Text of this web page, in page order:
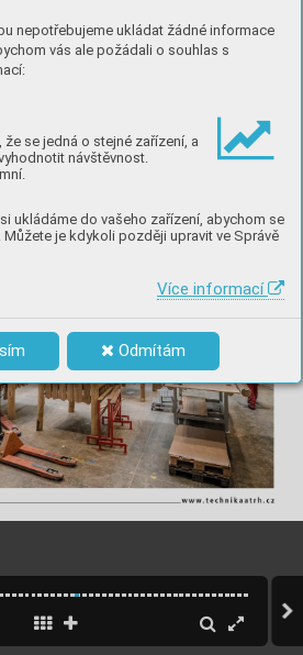
nepotřebujeme ukládat žádné informace
vás ale požádali o souhlas s
se jedná o stejné zařízení, a
návštěvnost.
ukládáme do vašeho zařízení, abychom se
je kdykoli později upravit ve Správě
Více informací
Odmítám